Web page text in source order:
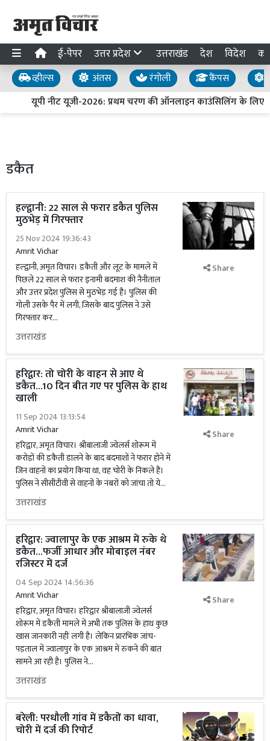
ई-पेपर उत्तर प्रदेश उत्तराखंड देश विदेश
व्हील्स अंतस रंगोली कैंपस
यूपी नीट यूजी-2026: प्रथम चरण की ऑनलाइन काउंसिलिंग के लिए
डकैत
हल्द्वानी: 22 साल से फरार डकैत पुलिस
मुठभेड़ में गिरफ्तार
25 Nov 2024 19:36:43
Amrit Vichar
हल्द्वानी, अमृत विचार। डकैती और लूट के मामले में
पिछले 22 साल से फरार इनामी बदमाश की नैनीताल
और उत्तर प्रदेश पुलिस से मुठभेड़ गई है। पुलिस की
गोली उसके पैर में लगी, जिसके बाद पुलिस ने उसे
गिरफ्तार कर...
उत्तराखंड
Share
हरिद्वार: तो चोरी के वाहन से आए थे
डकैत...10 दिन बीत गए पर पुलिस के हाथ
खाली
11 Sep 2024 13:13:54
Amrit Vichar
हरिद्वार, अमृत विचार। श्रीबालाजी ज्वेलर्स शोरूम में
करोड़ों की डकैती डालने के बाद बदमाशों ने फरार होने में
जिन वाहनों का प्रयोग किया था, वह चोरी के निकले हैं।
पुलिस ने सीसीटीवी से वाहनों के नंबरों को जांचा तो ये...
उत्तराखंड
Share
हरिद्वार: ज्वालापुर के एक आश्रम में रुके थे
डकैत...फर्जी आधार और मोबाइल नंबर
रजिस्टर में दर्ज
04 Sep 2024 14:56:36
Amrit Vichar
हरिद्वार, अमृत विचार। हरिद्वार श्रीबालाजी ज्वेलर्स
शोरूम में डकैती मामले में अभी तक पुलिस के हाथ कुछ
खास जानकारी नहीं लगी है। लेकिन प्रारंभिक जांच-
पड़ताल में ज्वालापुर के एक आश्रम में रुकने की बात
सामने आ रही है। पुलिस ने...
उत्तराखंड
Share
बरेली: परधौली गांव में डकैतों का धावा,
चोरी में दर्ज की रिपोर्ट